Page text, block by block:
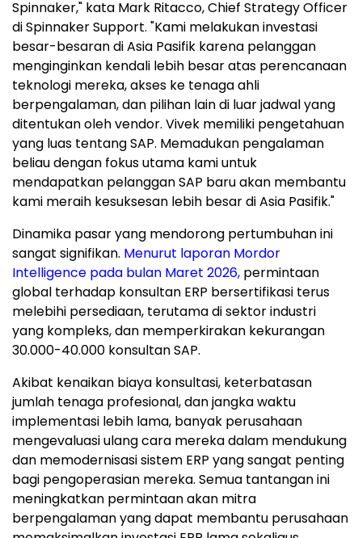
Spinnaker," kata Mark Ritacco, Chief Strategy Officer
di Spinnaker Support. "Kami melakukan investasi
besar-besaran di Asia Pasifik karena pelanggan
menginginkan kendali lebih besar atas perencanaan
teknologi mereka, akses ke tenaga ahli
berpengalaman, dan pilihan lain di luar jadwal yang
ditentukan oleh vendor. Vivek memiliki pengetahuan
yang luas tentang SAP. Memadukan pengalaman
beliau dengan fokus utama kami untuk
mendapatkan pelanggan SAP baru akan membantu
kami meraih kesuksesan lebih besar di Asia Pasifik."
Dinamika pasar yang mendorong pertumbuhan ini
sangat signifikan. Menurut laporan Mordor
Intelligence pada bulan Maret 2026, permintaan
global terhadap konsultan ERP bersertifikasi terus
melebihi persediaan, terutama di sektor industri
yang kompleks, dan memperkirakan kekurangan
30.000-40.000 konsultan SAP.
Akibat kenaikan biaya konsultasi, keterbatasan
jumlah tenaga profesional, dan jangka waktu
implementasi lebih lama, banyak perusahaan
mengevaluasi ulang cara mereka dalam mendukung
dan memodernisasi sistem ERP yang sangat penting
bagi pengoperasian mereka. Semua tantangan ini
meningkatkan permintaan akan mitra
berpengalaman yang dapat membantu perusahaan